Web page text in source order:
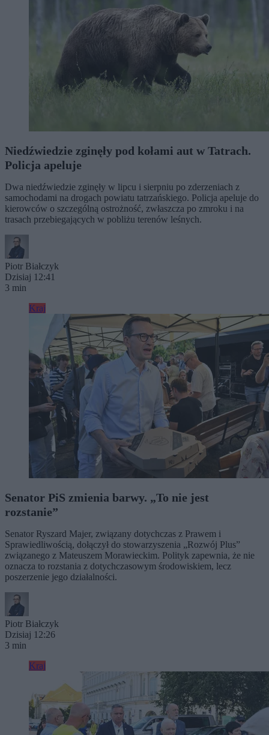
Niedźwiedzie zginęły pod kołami aut w Tatrach.
Policja apeluje
Dwa niedźwiedzie zginęły w lipcu i sierpniu po zderzeniach z
samochodami na drogach powiatu tatrzańskiego. Policja apeluje do
kierowców o szczególną ostrożność, zwłaszcza po zmroku i na
trasach przebiegających w pobliżu terenów leśnych.
Piotr Białczyk
Dzisiaj 12:41
3 min
Kraj
Senator PiS zmienia barwy. „To nie jest
rozstanie”
Senator Ryszard Majer, związany dotychczas z Prawem i
Sprawiedliwością, dołączył do stowarzyszenia „Rozwój Plus”
związanego z Mateuszem Morawieckim. Polityk zapewnia, że nie
oznacza to rozstania z dotychczasowym środowiskiem, lecz
poszerzenie jego działalności.
Piotr Białczyk
Dzisiaj 12:26
3 min
Kraj